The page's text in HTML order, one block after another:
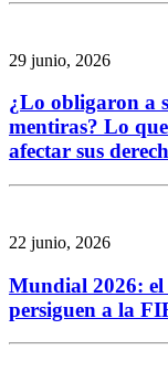
29 junio, 2026
¿Lo obligaron a
mentiras? Lo
afectar sus
22 junio, 2026
Mundial 2026:
persiguen a la